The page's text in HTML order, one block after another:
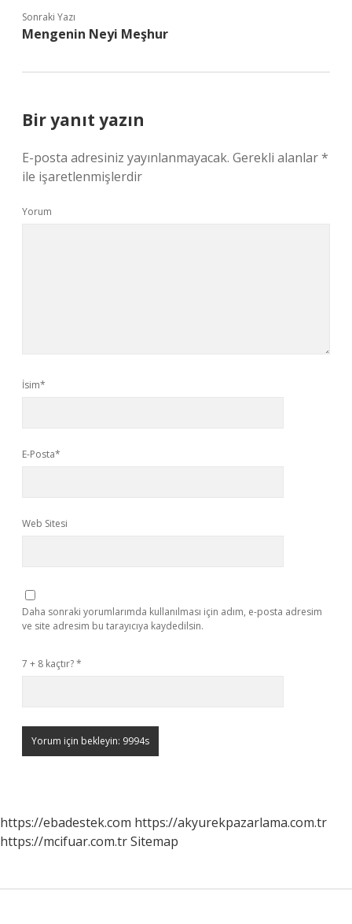
Sonraki Yazı
Mengenin Neyi Meşhur
Bir yanıt yazın
E-posta adresiniz yayınlanmayacak. Gerekli alanlar*
ile işaretlenmişlerdir
Yorum
İsim*
E-Posta*
Web Sitesi
Daha sonraki yorumlarımda kullanılması için adım, e-posta adresim
ve site adresim bu tarayıcıya kaydedilsin.
7 + 8 kaçtır?*
https://ebadestek.com https://akyurekpazarlama.com.tr
https://mcifuar.com.trSitemap